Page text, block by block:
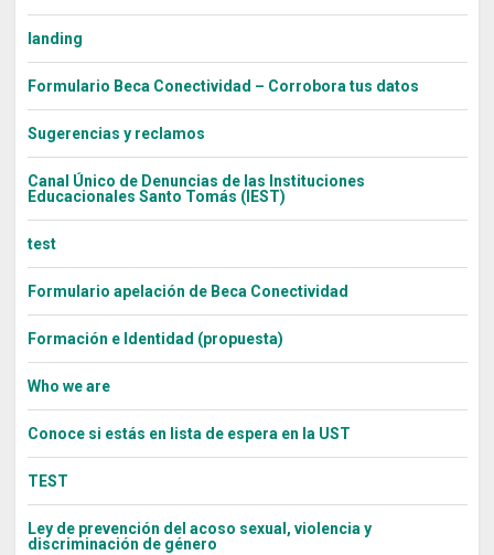
landing
Formulario Beca Conectividad – Corrobora tus datos
Sugerencias y reclamos
Canal Único de Denuncias de las Instituciones
Educacionales Santo Tomás (IEST)
test
Formulario apelación de Beca Conectividad
Formación e Identidad (propuesta)
Who we are
Conoce si estás en lista de espera en la UST
TEST
Ley de prevención del acoso sexual, violencia y
discriminación de género